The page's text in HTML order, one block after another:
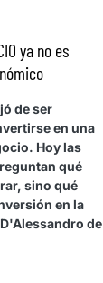
ya no es
de ser
en una
Hoy las
qué
sino qué
en la
de